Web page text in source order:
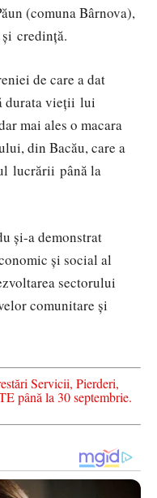
(comuna Bârnova),
credință.
de care a dat
durata vieții lui
mai ales o macara
din Bacău, care a
lucrării până la
și-a demonstrat
și social al
sectorului
comunitare și
Servicii, Pierderi,
până la 30 septembrie.